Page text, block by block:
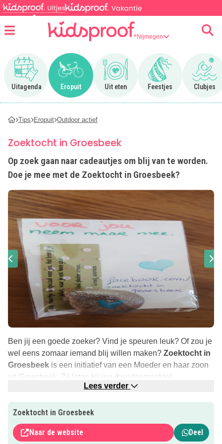
Nijmegen
Uitagenda
Ga naar Uitagenda
Eropuit
Ga naar Eropuit
Uit eten
Ga naar Uit eten
Feestjes
Ga naar Feestjes
Clubjes
Ga
Tips Eropuit Outdoor actief
Zoektocht in Groesbeek
Op zoek gaan naar cadeautjes om blij van te worden.
Doe je mee met de Zoektocht in Groesbeek?
Ben jij een goede zoeker? Vind je speuren leuk? Of zou je
wel eens zomaar iemand blij willen maken? Zoektocht in
Groesbeek is een initiatief van een Moeder en haar zoon
uit Groesbeek. Zij laten kleine (handgemaakte)
achter in en om Groesbeek.
Dit om een beetje positiviteit te brengen in de soms
op het gezicht van de vinder, daar doen ze het voor. Af en
Lees verder
Zoektocht in Groesbeek
Naar de website Deel